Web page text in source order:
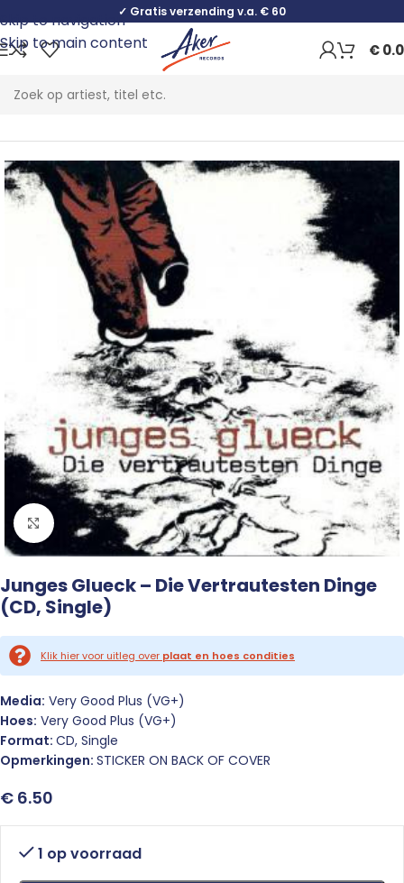
Skip to navigation
Skip to main content
✓ Gratis verzending v.a. € 60
€
Home Rock
Click to enlarge
Junges Glueck – Die Vertrautesten Dinge
(CD, Single)
Klik hier voor uitleg over plaat en hoes condities
Media: Very Good Plus (VG+)
Hoes: Very Good Plus (VG+)
Format: CD, Single
Opmerkingen: STICKER ON BACK OF COVER
€ 6.50
1 op voorraad